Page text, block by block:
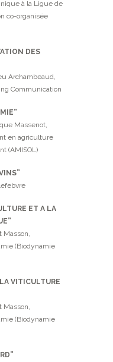
à la Ligue de
co-organisée
DES
Archambeaud,
Communication
Massenot,
en agriculture
(AMISOL)
ET A LA
Masson,
(Biodynamie
VITICULTURE
Masson,
(Biodynamie